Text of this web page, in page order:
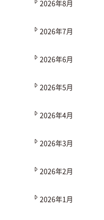
2026年8月
2026年7月
2026年6月
2026年5月
2026年4月
2026年3月
2026年2月
2026年1月